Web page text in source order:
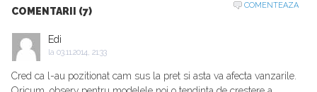
COMENTARII (7)
COMENTEAZA
Edi
la 03.11.2014, 21:33
Cred ca l-au pozitionat cam sus la pret si asta va afecta vanzarile.